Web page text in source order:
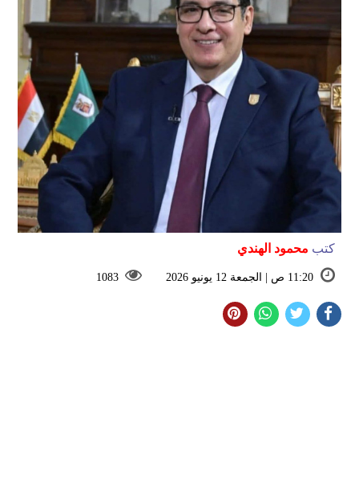
كتب محمود الهندي
11:20 ص | الجمعة 12 يونيو 2026 1083